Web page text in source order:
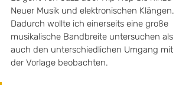
Neuer Musik und elektronischen Klängen.
Dadurch wollte ich einerseits eine große
musikalische Bandbreite untersuchen als
auch den unterschiedlichen Umgang mit
der Vorlage beobachten.